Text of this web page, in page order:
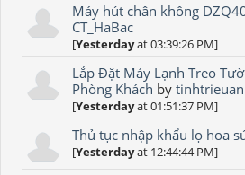
Máy hút chân không
CT_HaBac
[Yesterdayat 03:39:26 PM]
Lắp Đặt Máy Lạnh Treo
Phòng Khách bytinhtrieuan
[Yesterdayat 01:51:37 PM]
Thủ tục nhập khẩu lọ hoa
[Yesterdayat 12:44:44 PM]